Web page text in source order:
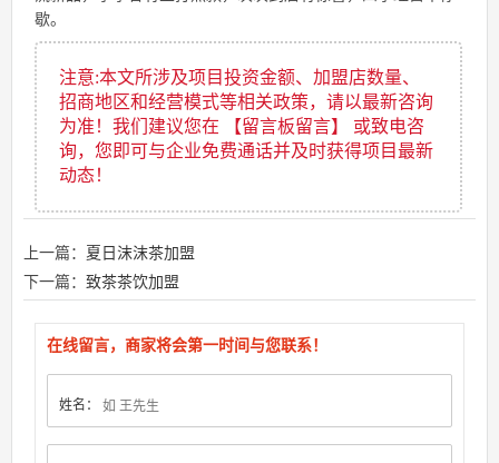
歇。
注意:本文所涉及项目投资金额、加盟店数量、
招商地区和经营模式等相关政策，请以最新咨询
为准！我们建议您在 【留言板留言】 或致电咨
询，您即可与企业免费通话并及时获得项目最新
动态！
上一篇： 夏日沫沫茶加盟
下一篇： 致茶茶饮加盟
在线留言，商家将会第一时间与您联系！
姓名：